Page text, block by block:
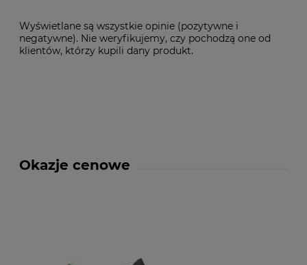
Wyświetlane są wszystkie opinie (pozytywne i
negatywne). Nie weryfikujemy, czy pochodzą one od
klientów, którzy kupili dany produkt.
Okazje cenowe